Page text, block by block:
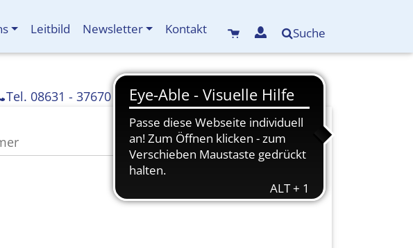
Leitbild Newsletter Kontakt Suche
info(at)kreisbildungswerk-mdf.de
Tel. 08631 - 37670